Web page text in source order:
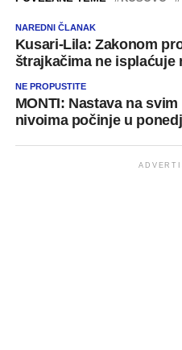
NAREDNI ČLANAK
Kusari-Lila: Zakonom
štrajkačima ne isplaćuje
NE PROPUSTITE
MONTI: Nastava na
nivoima počinje u